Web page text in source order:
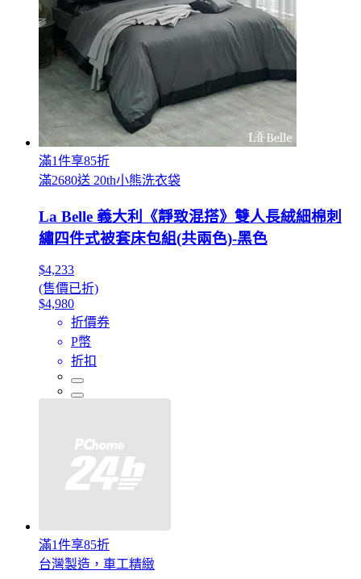
滿1件享85折
滿2680送 20th小熊洗衣袋
La Belle 義大利《靜致混搭》雙人長絨細棉刺
繡四件式被套床包組(共兩色)-黑色
$4,233
(售價已折)
$4,980
折價券
P幣
折扣
滿1件享85折
台灣製造，車工精緻